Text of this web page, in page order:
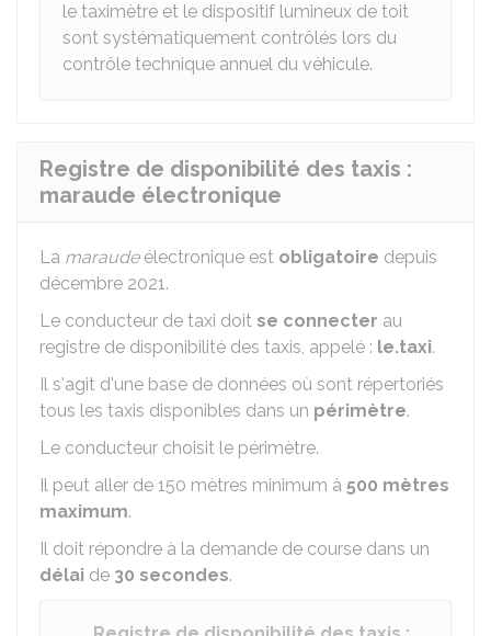
le taximètre et le dispositif lumineux de toit
sont systématiquement contrôlés lors du
contrôle technique annuel du véhicule.
Registre de disponibilité des taxis :
maraude électronique
La maraudeélectronique est obligatoire depuis
décembre 2021.
Le conducteur de taxi doit se connecter au
registre de disponibilité des taxis, appelé : le.taxi.
Il s'agit d'une base de données où sont répertoriés
tous les taxis disponibles dans un périmètre.
Le conducteur choisit le périmètre.
Il peut aller de 150 mètres minimum à 500 mètres
maximum.
Il doit répondre à la demande de course dans un
délai de 30 secondes.